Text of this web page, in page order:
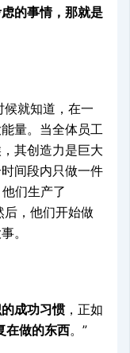
的事情，那就是
就知道，在一
量。当全体员工
其创造力是巨大
间段内只做一件
们生产了
，他们开始做
。
成功习惯，正如
在做的东西。”